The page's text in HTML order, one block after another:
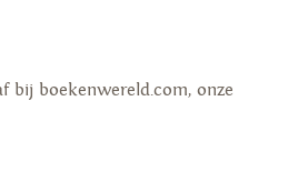
bij boekenwereld.com, onze